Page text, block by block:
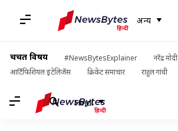
अन्य
चर्चित विषय #NewsBytesExplainer
नरेंद्र मोदी
आर्टिफिशियल इंटेलिजेंस
क्रिकेट समाचार राहुल गांधी
Hindi